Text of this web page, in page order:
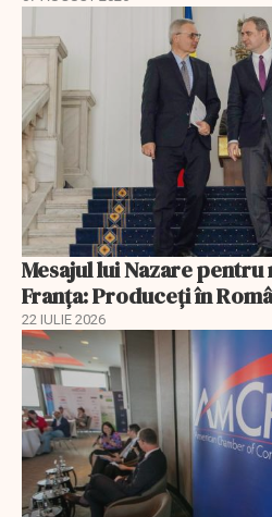
Mesajul lui Nazare
Franța: Produceți în
22 IULIE 2026